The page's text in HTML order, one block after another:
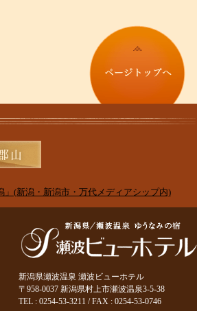
」(新潟・新潟市・万代メディアシップ内)
新潟県瀬波温泉 瀬波ビューホテル
〒958-0037 新潟県村上市瀬波温泉3-5-38
TEL : 0254-53-3211 / FAX : 0254-53-0746